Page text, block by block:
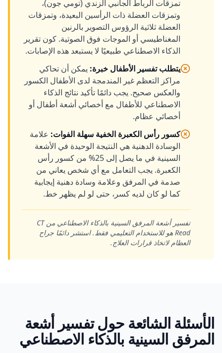
تمزقات الرباط الجانبي الزندي (تومي جون)،
وتمزقات العضلة ذات الرأسين البعيدة، وتمزقات
العضلة ثلاثية الرؤوس التصوير بالرنين
المغناطيسي أو الموجات فوق الصوتية. كون تقرير
الذكاء الاصطناعي طبيعيًا لا يستبعد هذه الإصابات.
يتطلب تفسير الأطفال خبرة: يمكن أن تحاكي
مراكز التعظم غير المندمجة لدى الأطفال الكسور
والعكس صحيح. يجب دائمًا تأكيد نتائج الذكاء
الاصطناعي للأطفال مع أخصائي أشعة أطفال أو
أخصائي عظام.
كسور رأس الكعبرة الخفية سهلة الفوات: علامة
الوسادة الدهنية هي النتيجة الوحيدة في الأشعة
السينية في ما يصل إلى 25% من كسور رأس
الكعبرة. يجب التعامل مع أي شخص يعاني من
صدمة في المرفق وعلامة وسادة دهنية إيجابية
كما لو كان لديه كسر، حتى لو لم يظهر خط.
تفسير أشعة المرفق السينية بالذكاء الاصطناعي من CT
Read هو للاستخدام التعليمي فقط. استشر دائمًا جراح
العظام لاتخاذ قرارات العلاج.
الأسئلة الشائعة حول تفسير أشعة
المرفق السينية بالذكاء الاصطناعي